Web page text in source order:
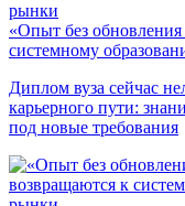
рынки
«Опыт без обновления
системному
Диплом вуза сейчас
карьерного пути:
под новые требования